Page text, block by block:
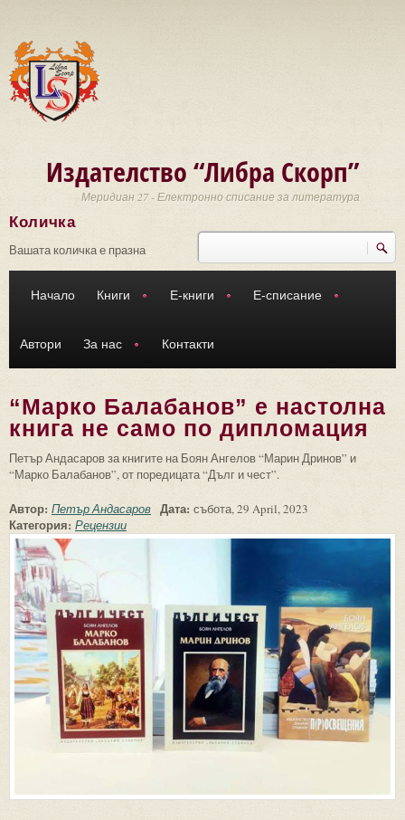
Издателство “Либра Скорп”
Меридиан 27 - Електронно списание за литература
Търси
Количка
Вашата количка е празна
Начало Книги Е-книги Е-списание
Автори За нас Контакти
“Марко Балабанов” е настолна
книга не само по дипломация
Петър Андасаров за книгите на Боян Ангелов “Марин Дринов” и
“Марко Балабанов”, от поредицата “Дълг и чест”.
Автор: Петър Андасаров Дата: събота, 29 April, 2023
Категория: Рецензии